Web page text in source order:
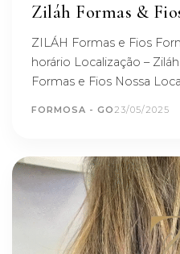
Ziláh Formas &
ZILÁH Formas e Fios
horário Localização –
Formas e Fios Nossa
FORMOSA - GO 23/05/2025